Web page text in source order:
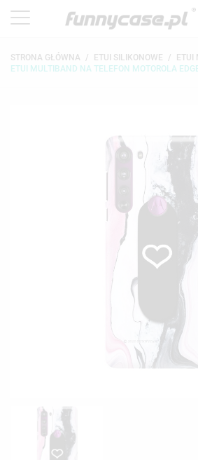
STRONA GŁÓWNA ETUI SILIKONOWE
ETUI
ETUI MULTIBAND NA TELEFON MOTOROLA